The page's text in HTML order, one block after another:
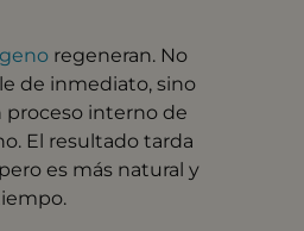
regeneran. No
de inmediato, sino
interno de
El resultado tarda
es más natural y